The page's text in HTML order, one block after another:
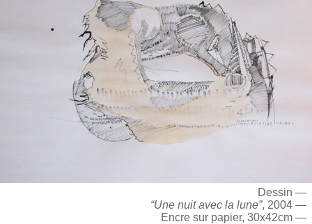
Dessin —
“Une nuit avec la lune”, 2004 —
Encre sur papier, 30x42cm —